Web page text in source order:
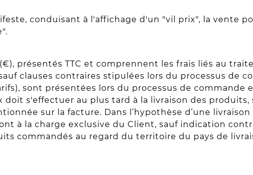
conduisant à l'affichage d'un "vil prix", la vente
présentés TTC et comprennent les frais liés au
clauses contraires stipulées lors du processus de
sont présentées lors du processus de
s'effectuer au plus tard à la livraison des
sur la facture. Dans l’hypothèse d’une
à la charge exclusive du Client, sauf indication
commandés au regard du territoire du pays de